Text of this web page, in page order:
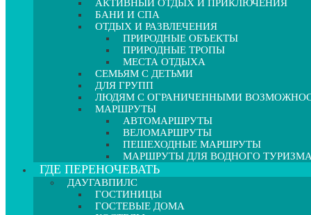
АКТИВНЫЙ ОТДЫХ И ПРИКЛЮЧЕНИЯ
БАНИ И СПА
ОТДЫХ И РАЗВЛЕЧЕНИЯ
ПРИРОДНЫЕ ОБЪЕКТЫ
ПРИРОДНЫЕ ТРОПЫ
МЕСТА ОТДЫХА
СЕМЬЯМ С ДЕТЬМИ
ДЛЯ ГРУПП
ЛЮДЯМ С ОГРАНИЧЕННЫМИ
МАРШРУТЫ
АВТОМАРШРУТЫ
ВЕЛОМАРШРУТЫ
ПЕШЕХОДНЫЕ МАРШРУТЫ
МАРШРУТЫ ДЛЯ ВОДНОГО ТУРИЗМА
ГДЕ ПЕРЕНОЧЕВАТЬ
ДАУГАВПИЛС
ГОСТИНИЦЫ
ГОСТЕВЫЕ ДОМА